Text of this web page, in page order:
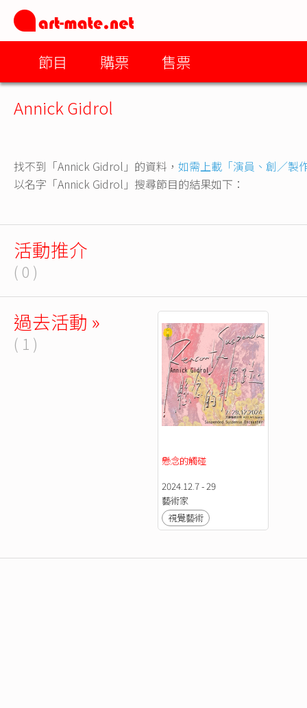
節目 購票 售票
Annick Gidrol
找不到「Annick Gidrol」的資料， 如需上載「演員、創／製
以名字「Annick Gidrol」搜尋節目的結果如下：
活動推介
( 0 )
過去活動 »
( 1 )
懸念的觸碰
2024.12.7 - 29
藝術家
視覺藝術